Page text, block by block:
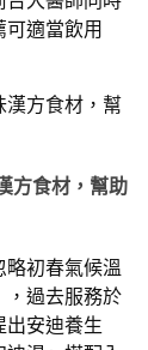
適當飲用
方食材，幫助
略初春氣候溫
，過去服務於
出安迪養生